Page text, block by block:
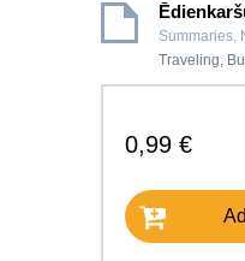
Summaries,
Traveling,
0,99 €